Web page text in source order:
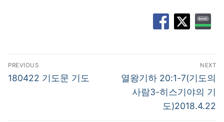
글
탐
PREVIOUS
Previous
180422 기도문 기도
NEXT
Next
post:
열왕기하 20:1-7(기도의
사람3-히스기야의 기
도)2018.4.22